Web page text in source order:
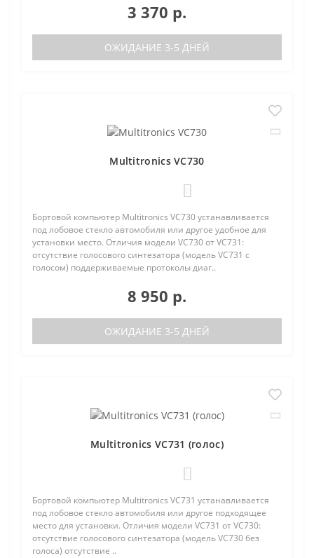
3 370 р.
ОЖИДАНИЕ 3-5 ДНЕЙ
Multitronics VC730
Бортовой компьютер Multitronics VC730 устанавливается
под лобовое стекло автомобиля или другое удобное для
установки место. Отличия модели VC730 от VC731:
отсутствие голосового синтезатора (модель VC731 с
голосом) поддерживаемые протоколы диаг..
8 950 р.
ОЖИДАНИЕ 3-5 ДНЕЙ
Multitronics VC731 (голос)
Бортовой компьютер Multitronics VC731 устанавливается
под лобовое стекло автомобиля или другое подходящее
место для установки. Отличия модели VC731 от VC730:
отсутствие голосового синтезатора (модель VC730 без
голоса) отсутствие ..